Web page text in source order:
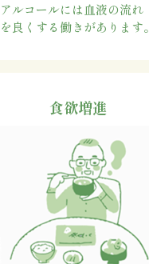
アルコールには血液の流れ
を良くする働きがあります。
食欲増進